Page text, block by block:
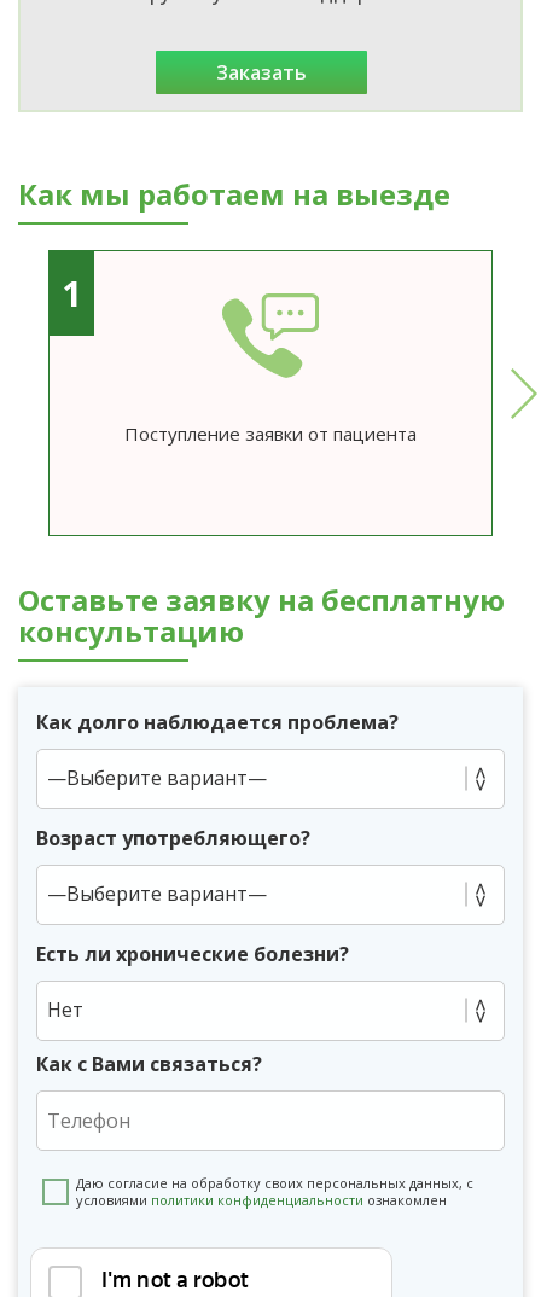
заказать
Как мы работаем на выезде
1
Поступление заявки от пациента
Оставьте заявку на бесплатную
консультацию
Как долго наблюдается проблема?
Возраст употребляющего?
Есть ли хронические болезни?
Нет
Как с Вами связаться?
Даю согласие на обработку своих персональных данных, с
условиями политики конфиденциальности ознакомлен